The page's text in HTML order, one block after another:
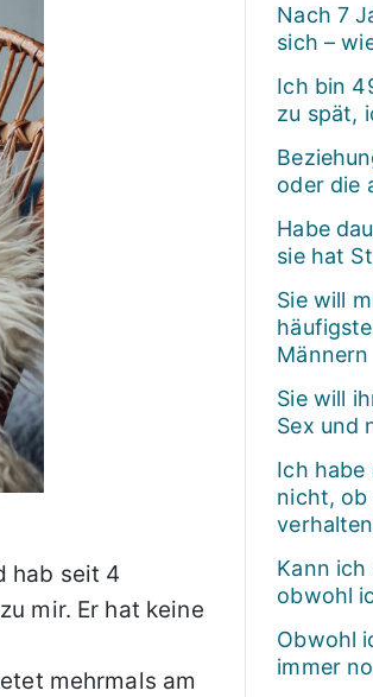
hab seit 4
mir. Er hat keine
mehrmals am
Nach 7
sich –
Ich bin
zu spät,
oder die
Habe
sie hat
Sie will
Männern
Sie will
Sex und
Ich habe
nicht, ob
Kann ich
obwohl
Obwohl
immer